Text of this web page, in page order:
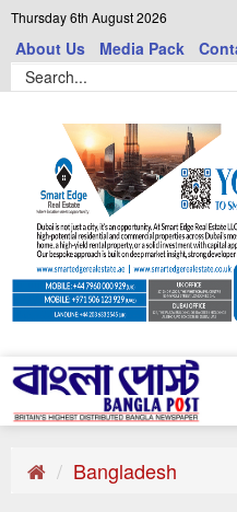
Thursday 6th August 2026
About Us Media Pack
Bangladesh